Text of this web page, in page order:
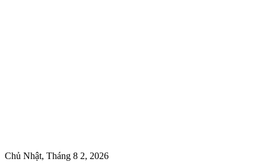
Chủ Nhật, Tháng 8 2, 2026